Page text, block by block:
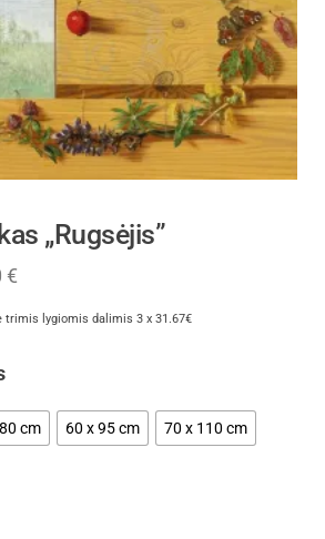
„Rugsėjis”
€
trimis lygiomis dalimis 3 x 31.67€
cm 60 x 95 cm 70 x 110 cm